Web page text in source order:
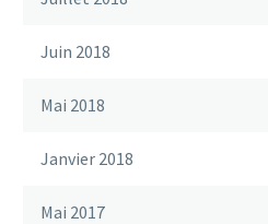
Juin 2018
Mai 2018
Janvier 2018
Mai 2017